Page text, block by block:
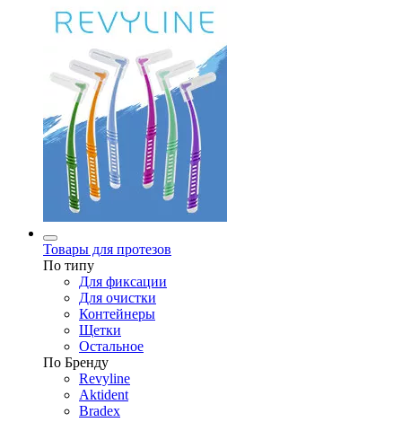
Товары для протезов
По типу
Для фиксации
Для очистки
Контейнеры
Щетки
Остальное
По Бренду
Revyline
Aktident
Bradex